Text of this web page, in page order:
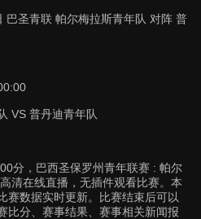
巴圣青联 帕尔梅拉斯青年队 对阵 普
VS 普丹迪青年队
分，巴西圣保罗州青年联赛 : 帕尔
清在线直播，无插件观看比赛。本
赛数据实时更新。比赛结束后可以
比分、赛事结果、赛事相关新闻报